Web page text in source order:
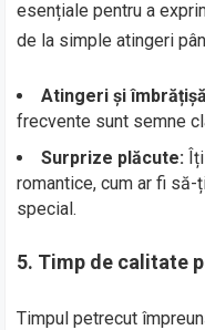
esențiale pentru a
de la simple atingeri
Atingeri și
frecvente sunt semne
Surprize plăcute:
romantice, cum ar fi
special.
5. Timp de calitate
Timpul petrecut